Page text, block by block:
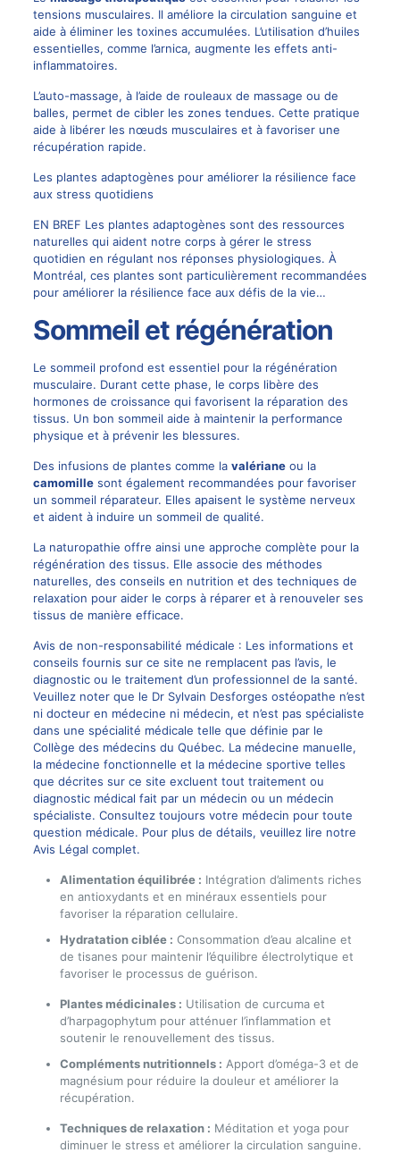
tensions musculaires. Il améliore la circulation sanguine et
aide à éliminer les toxines accumulées. L’utilisation d’huiles
essentielles, comme l’arnica, augmente les effets anti-
inflammatoires.
L’auto-massage, à l’aide de rouleaux de massage ou de
balles, permet de cibler les zones tendues. Cette pratique
aide à libérer les nœuds musculaires et à favoriser une
récupération rapide.
Les plantes adaptogènes pour améliorer la résilience face
aux stress quotidiens
EN BREF Les plantes adaptogènes sont des ressources
naturelles qui aident notre corps à gérer le stress
quotidien en régulant nos réponses physiologiques. À
Montréal, ces plantes sont particulièrement recommandées
pour améliorer la résilience face aux défis de la vie…
Sommeil et régénération
Le sommeil profond est essentiel pour la régénération
musculaire. Durant cette phase, le corps libère des
hormones de croissance qui favorisent la réparation des
tissus. Un bon sommeil aide à maintenir la performance
physique et à prévenir les blessures.
Des infusions de plantes comme la valérianeou la
camomillesont également recommandées pour favoriser
un sommeil réparateur. Elles apaisent le système nerveux
et aident à induire un sommeil de qualité.
La naturopathie offre ainsi une approche complète pour la
régénération des tissus. Elle associe des méthodes
naturelles, des conseils en nutrition et des techniques de
relaxation pour aider le corps à réparer et à renouveler ses
tissus de manière efficace.
Avis de non-responsabilité médicale : Les informations et
conseils fournis sur ce site ne remplacent pas l’avis, le
diagnostic ou le traitement d’un professionnel de la santé.
Veuillez noter que le Dr Sylvain Desforges ostéopathe n’est
ni docteur en médecine ni médecin, et n’est pas spécialiste
dans une spécialité médicale telle que définie par le
Collège des médecins du Québec. La médecine manuelle,
la médecine fonctionnelle et la médecine sportive telles
que décrites sur ce site excluent tout traitement ou
diagnostic médical fait par un médecin ou un médecin
spécialiste. Consultez toujours votre médecin pour toute
question médicale. Pour plus de détails, veuillez lire notre
Avis Légal complet.
Alimentation équilibrée : Intégration d’aliments riches
en antioxydants et en minéraux essentiels pour
favoriser la réparation cellulaire.
Hydratation ciblée : Consommation d’eau alcaline et
de tisanes pour maintenir l’équilibre électrolytique et
favoriser le processus de guérison.
Plantes médicinales : Utilisation de curcuma et
d’harpagophytum pour atténuer l’inflammation et
soutenir le renouvellement des tissus.
Compléments nutritionnels : Apport d’oméga-3 et de
magnésium pour réduire la douleur et améliorer la
récupération.
Techniques de relaxation : Méditation et yoga pour
diminuer le stress et améliorer la circulation sanguine.